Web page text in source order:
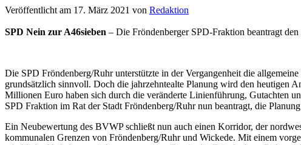
Veröffentlicht am 17. März 2021 von Redaktion
SPD Nein zur A46sieben – Die Fröndenberger SPD-Fraktion beantragt
Die SPD Fröndenberg/Ruhr unterstützte in der Vergangenheit die
grundsätzlich sinnvoll. Doch die jahrzehntealte Planung wird den heutigen
Millionen Euro haben sich durch die veränderte Linienführung, Gutachten
SPD Fraktion im Rat der Stadt Fröndenberg/Ruhr nun beantragt, die
Ein Neubewertung des BVWP schließt nun auch einen Korridor, der
kommunalen Grenzen von Fröndenberg/Ruhr und Wickede. Mit einem